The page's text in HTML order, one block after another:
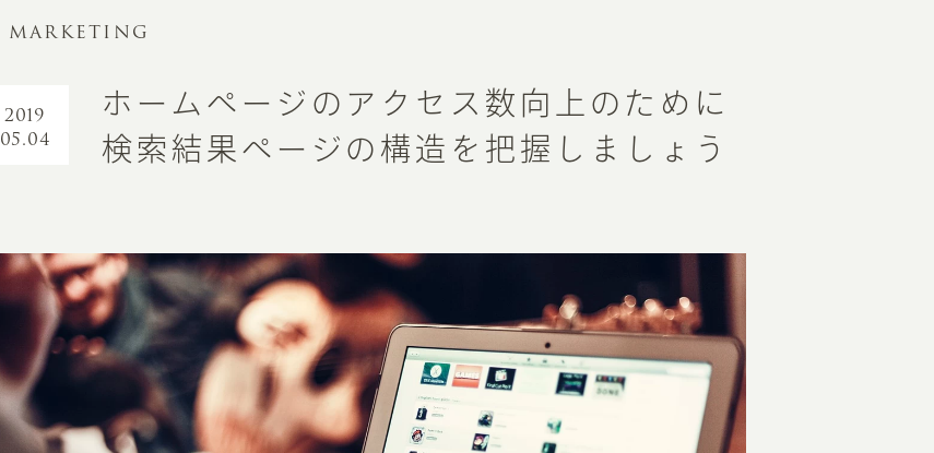
MARKETING
ホームページのアクセス数向上のために
検索結果ページの構造を把握しましょう
2019
05.04